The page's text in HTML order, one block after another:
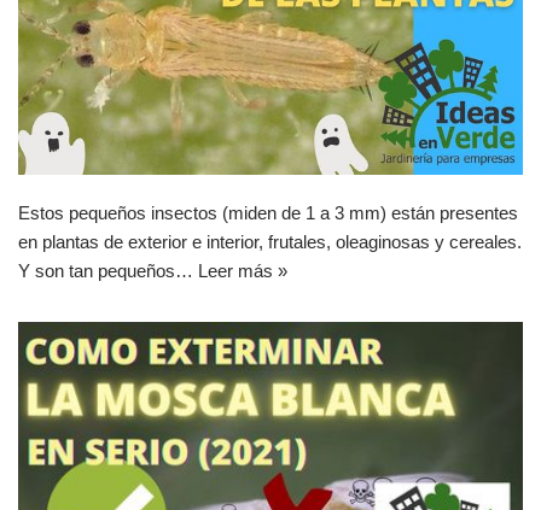
Estos pequeños insectos (miden de 1 a 3 mm) están presentes
en plantas de exterior e interior, frutales, oleaginosas y cereales.
Y son tan pequeños… Leer más »